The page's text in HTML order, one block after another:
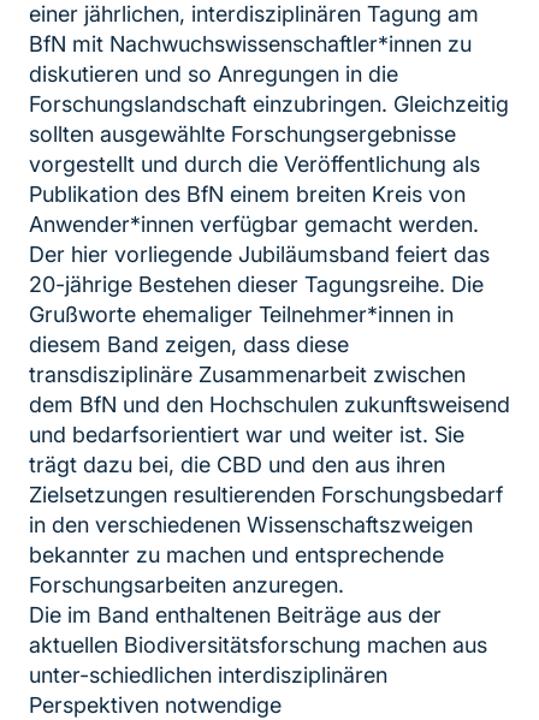
einer jährlichen, interdisziplinären Tagung am
BfN mit Nachwuchswissenschaftler*innen zu
diskutieren und so Anregungen in die
Forschungslandschaft einzubringen. Gleichzeitig
sollten ausgewählte Forschungsergebnisse
vorgestellt und durch die Veröffentlichung als
Publikation des BfN einem breiten Kreis von
Anwender*innen verfügbar gemacht werden.
Der hier vorliegende Jubiläumsband feiert das
20-jährige Bestehen dieser Tagungsreihe. Die
Grußworte ehemaliger Teilnehmer*innen in
diesem Band zeigen, dass diese
transdisziplinäre Zusammenarbeit zwischen
dem BfN und den Hochschulen zukunftsweisend
und bedarfsorientiert war und weiter ist. Sie
trägt dazu bei, die CBD und den aus ihren
Zielsetzungen resultierenden Forschungsbedarf
in den verschiedenen Wissenschaftszweigen
bekannter zu machen und entsprechende
Forschungsarbeiten anzuregen.
Die im Band enthaltenen Beiträge aus der
aktuellen Biodiversitätsforschung machen aus
unter-schiedlichen interdisziplinären
Perspektiven notwendige